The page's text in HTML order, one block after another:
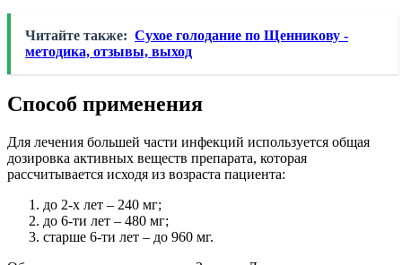
Читайте также: Сухое голодание по Щенникову -
методика, отзывы, выход
Способ применения
Для лечения большей части инфекций используется общая
дозировка активных веществ препарата, которая
рассчитывается исходя из возраста пациента:
до 2-х лет – 240 мг;
до 6-ти лет – 480 мг;
старше 6-ти лет – до 960 мг.